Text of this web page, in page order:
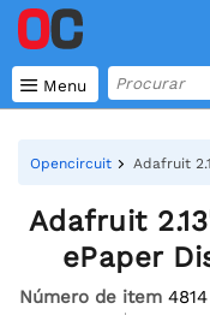
 Menu
Opencircuit Adafruit
Adafruit
ePaper
Número de item 4814